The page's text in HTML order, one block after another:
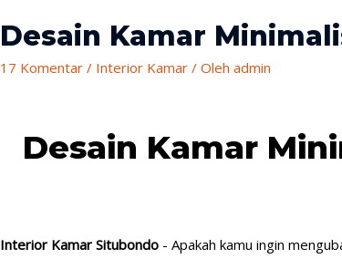
Desain Kamar
17 Komentar / Interior Kamar / Oleh admin
Desain Kamar
Interior Kamar Situbondo - Apakah kamu ingin